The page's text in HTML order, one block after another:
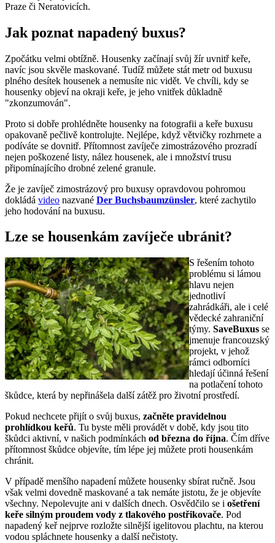
Praze či Neratovicích.
Jak poznat napadený buxus?
Zpočátku velmi obtížně. Housenky začínají svůj žír uvnitř keře,
navíc jsou skvěle maskované. Tudíž můžete stát metr od buxusu
plného desítek housenek a nemusíte nic vidět. Ve chvíli, kdy se
housenky objeví na okraji keře, je jeho vnitřek důkladně
"zkonzumován".
Proto si dobře prohlédněte housenky na fotografii a keře buxusu
opakovaně pečlivě kontrolujte. Nejlépe, když větvičky rozhrnete a
podíváte se dovnitř. Přítomnost zavíječe zimostrázového prozradí
nejen poškozené listy, nález housenek, ale i množství trusu
připomínajícího drobné zelené granule.
Že je zavíječ zimostrázový pro buxusy opravdovou pohromou
dokládá video nazvané Der Buchsbaumzünsler, které zachytilo
jeho hodování na buxusu.
Lze se housenkám zavíječe ubránit?
S řešením tohoto
problému si lámou
hlavu nejen
jednotliví
zahrádkáři, ale i celé
vědecké zahraniční
týmy. SaveBuxus se
jmenuje francouzský
projekt, v jehož
rámci odborníci
hledají účinná řešení
na potlačení tohoto
škůdce, která by nepřinášela další zátěž pro životní prostředí.
Pokud nechcete přijít o svůj buxus, začněte pravidelnou
prohlídkou keřů. Tu byste měli provádět v době, kdy jsou tito
škůdci aktivní, v našich podmínkách od března do října. Čím dříve
přítomnost škůdce objevíte, tím lépe jej můžete proti housenkám
chránit.
V případě menšího napadení můžete housenky sbírat ručně. Jsou
však velmi dovedně maskované a tak nemáte jistotu, že je objevíte
všechny. Nepolevujte ani v dalších dnech. Osvědčilo se i ošetření
keře silným proudem vody z tlakového postřikovače. Pod
napadený keř nejprve rozložte silnější igelitovou plachtu, na kterou
vodou spláchnete housenky a další nečistoty.